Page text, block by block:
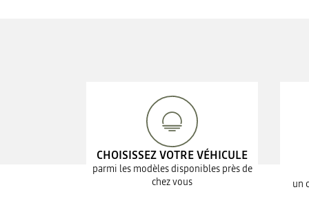
CHOISISSEZ VOTRE VÉHICULE
parmi les modèles disponibles près de
chez vous
un